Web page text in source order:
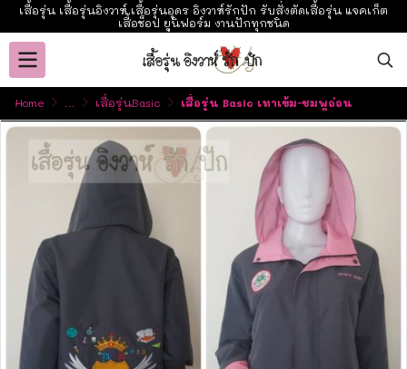
เสื้อรุ่น เสื้อรุ่นอิงวาห์ เสื้อรุ่นอุดร อิงวาห์รักปัก รับสั่งตัดเสื้อรุ่น แจคเก็ต
เสื้อช็อป ยูนิฟอร์ม งานปักทุกชนิด
Home เสื้อรุ่นBasic เสื้อรุ่น Basic เทาเข้ม-ชมพูอ่อน